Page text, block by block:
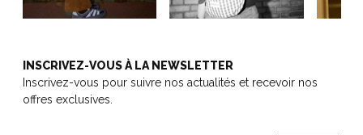
INSCRIVEZ-VOUS À LA NEWSLETTER
Inscrivez-vous pour suivre nos actualités et recevoir nos
offres exclusives.